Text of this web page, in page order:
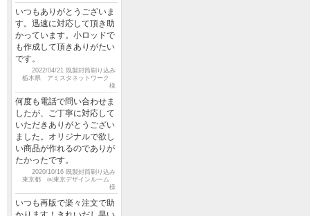
いつもありがとうございま
す。迅速に対応して頂き助
かっています。小ロッドで
も作成して頂きありがたい
です。
2022/04/21 既製封筒刷り込み
栃木県 アミスタネットワーク
様
何度も電話で問い合わせま
したが、ご丁寧に対応して
いただきありがとうござい
ました。オリジナルで欲し
い商品が作れるのでありが
たかったです。
2020/10/16 既製封筒刷り込み
東京都 ㈱東京デザインルーム
様
いつも再版で楽々注文で助